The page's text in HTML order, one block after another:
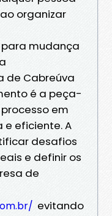
organizar
mudança
de Cabreúva
é a peça-
em
eficiente. A
desafios
e definir os
de
evitando